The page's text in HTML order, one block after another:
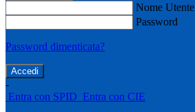
Nome Utente
Password
Password dimenticata?
-
Entra con SPID Entra con CIE